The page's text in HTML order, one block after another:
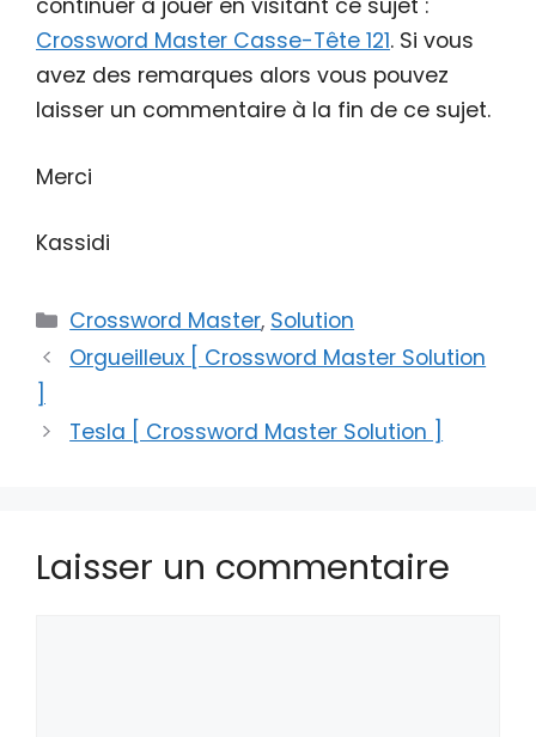
continuer à jouer en visitant ce sujet :
Crossword Master Casse-Tête 121. Si vous
avez des remarques alors vous pouvez
laisser un commentaire à la fin de ce sujet.
Merci
Kassidi
Catégories
Crossword Master, Solution
Orgueilleux [ Crossword Master Solution
Tesla [ Crossword Master Solution ]
Laisser un commentaire